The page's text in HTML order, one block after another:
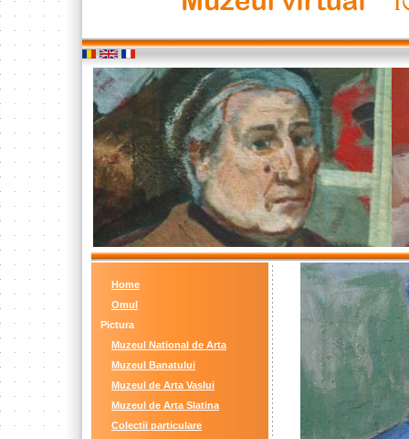
Home
Omul
Pictura
Muzeul National de Arta
Muzeul Banatului
Muzeul de Arta Vaslui
Muzeul de Arta Slatina
Colectii particulare